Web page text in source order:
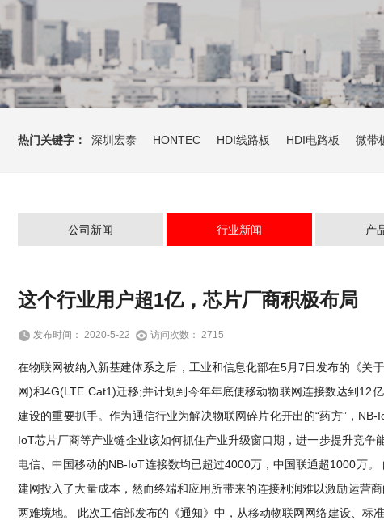
热门关键字： 深圳宏泰 HONTEC HDI线路板 HDI电路板 微带
公司新闻 行业新闻 产
这个行业用户超1亿，芯片厂商积极布局
发布时间： 2020-5-22 访问次数： 2715
在物联网被纳入新基建体系之后，工业和信息化部在5月7日发布的《关
网)和4G(LTE Cat1)迁移;并计划到今年年底使移动物联网连接数达到12
建设的重要抓手。作为通信行业为解决物联网碎片化开出的“药方”，
IoT芯片厂商等产业链企业该如何抓住产业升级窗口期，进一步提升竞
电信、中国移动的NB-IoT连接数均已超过4000万，中国联通超1000万
建网投入了大量成本，然而终端和应用所带来的连接利润难以激励运营
两难境地。 此次工信部发布的《通知》中，从移动物联网网络建设、标